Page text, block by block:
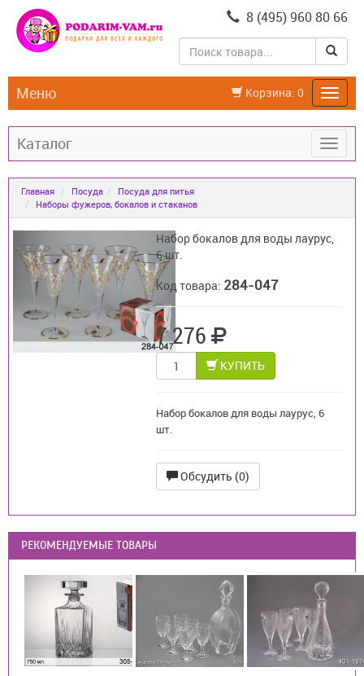
8 (495) 960 80 66
Корзина: 0
Меню
Каталог
Главная Посуда
Посуда для питья
Наборы фужеров, бокалов и стаканов
Набор бокалов для воды лаурус,
6 шт.
Код товара: 284-047
7 276
КУПИТЬ
Набор бокалов для воды лаурус, 6
шт.
Обсудить (0)
РЕКОМЕНДУЕМЫЕ ТОВАРЫ